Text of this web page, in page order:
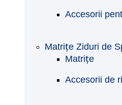
Accesorii
Matrițe Ziduri de
Matrițe
Accesorii de